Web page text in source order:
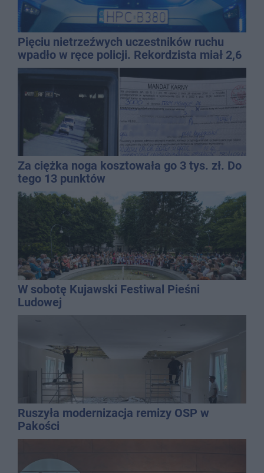
Pięciu nietrzeźwych uczestników ruchu
wpadło w ręce policji. Rekordzista miał 2,6
promila
Za ciężka noga kosztowała go 3 tys. zł. Do
tego 13 punktów
W sobotę Kujawski Festiwal Pieśni
Ludowej
Ruszyła modernizacja remizy OSP w
Pakości